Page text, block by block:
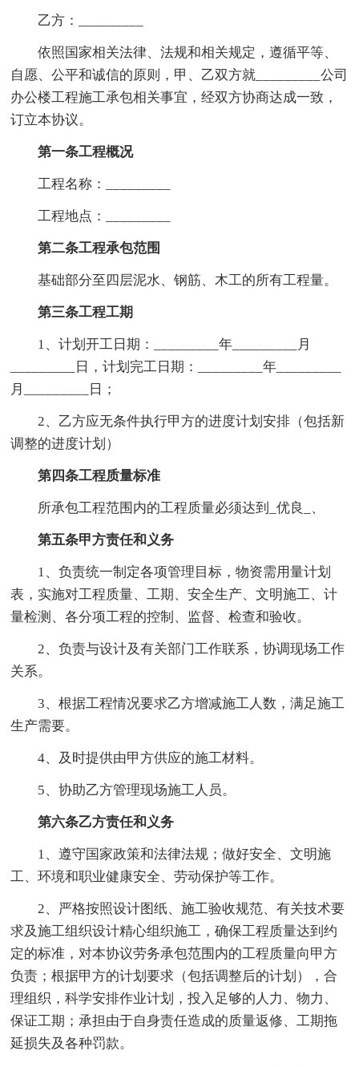
乙方：_________
依照国家相关法律、法规和相关规定，遵循平等、
自愿、公平和诚信的原则，甲、乙双方就_________公司
办公楼工程施工承包相关事宜，经双方协商达成一致，
订立本协议。
第一条工程概况
工程名称：_________
工程地点：_________
第二条工程承包范围
基础部分至四层泥水、钢筋、木工的所有工程量。
第三条工程工期
1、计划开工日期：_________年_________月
_________日，计划完工日期：_________年_________
月_________日；
2、乙方应无条件执行甲方的进度计划安排（包括新
调整的进度计划）
第四条工程质量标准
所承包工程范围内的工程质量必须达到_优良_、
第五条甲方责任和义务
1、负责统一制定各项管理目标，物资需用量计划
表，实施对工程质量、工期、安全生产、文明施工、计
量检测、各分项工程的控制、监督、检查和验收。
2、负责与设计及有关部门工作联系，协调现场工作
关系。
3、根据工程情况要求乙方增减施工人数，满足施工
生产需要。
4、及时提供由甲方供应的施工材料。
5、协助乙方管理现场施工人员。
第六条乙方责任和义务
1、遵守国家政策和法律法规；做好安全、文明施
工、环境和职业健康安全、劳动保护等工作。
2、严格按照设计图纸、施工验收规范、有关技术要
求及施工组织设计精心组织施工，确保工程质量达到约
定的标准，对本协议劳务承包范围内的工程质量向甲方
负责；根据甲方的计划要求（包括调整后的计划），合
理组织，科学安排作业计划，投入足够的人力、物力、
保证工期；承担由于自身责任造成的质量返修、工期拖
延损失及各种罚款。